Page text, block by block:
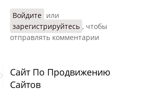
Войдите или
зарегистрируйтесь , чтобы
отправлять комментарии
Сайт По Продвижению
Сайтов